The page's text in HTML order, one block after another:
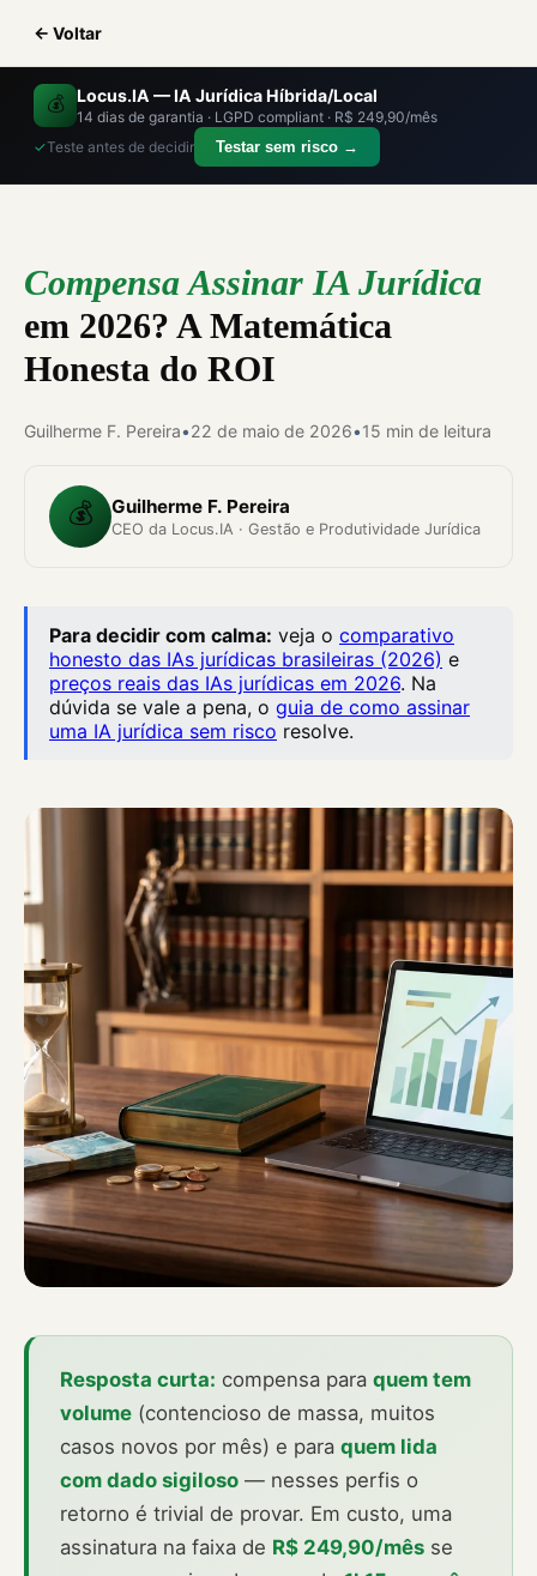
← Voltar
💰 Locus.IA — IA Jurídica Híbrida/Local
14 dias de garantia · LGPD compliant · R$ 249,90/mês
✓Teste antes de decidir Testar sem risco →
Compensa Assinar IA Jurídica
em 2026? A Matemática
Honesta do ROI
Guilherme F. Pereira•22 de maio de 2026•15 min de leitura
💰 Guilherme F. Pereira
CEO da Locus.IA · Gestão e Produtividade Jurídica
Para decidir com calma: veja o comparativo
honesto das IAs jurídicas brasileiras (2026) e
preços reais das IAs jurídicas em 2026. Na
dúvida se vale a pena, o guia de como assinar
uma IA jurídica sem risco resolve.
Resposta curta: compensa para quem tem
volume (contencioso de massa, muitos
casos novos por mês) e para quem lida
com dado sigiloso — nesses perfis o
retorno é trivial de provar. Em custo, uma
assinatura na faixa de R$ 249,90/mês se